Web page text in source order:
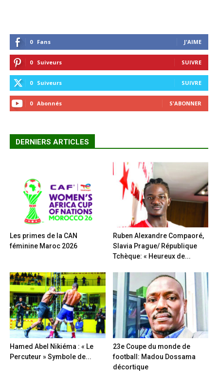
0 Fans J'AIME
0 Suiveurs SUIVRE
0 Suiveurs SUIVRE
0 Abonnés S'ABONNER
DERNIERS ARTICLES
Les primes de la CAN
féminine Maroc 2026
Ruben Alexandre Compaoré,
Slavia Prague/ République
Tchèque: « Heureux de...
Hamed Abel Nikiéma : « Le
Percuteur » Symbole de...
23e Coupe du monde de
football: Madou Dossama
décortique